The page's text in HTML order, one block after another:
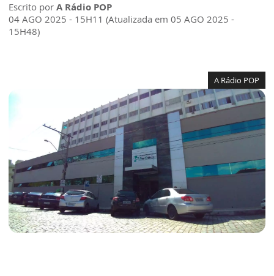
Escrito por A Rádio POP
04 AGO 2025 - 15H11 (Atualizada em 05 AGO 2025 -
15H48)
A Rádio POP